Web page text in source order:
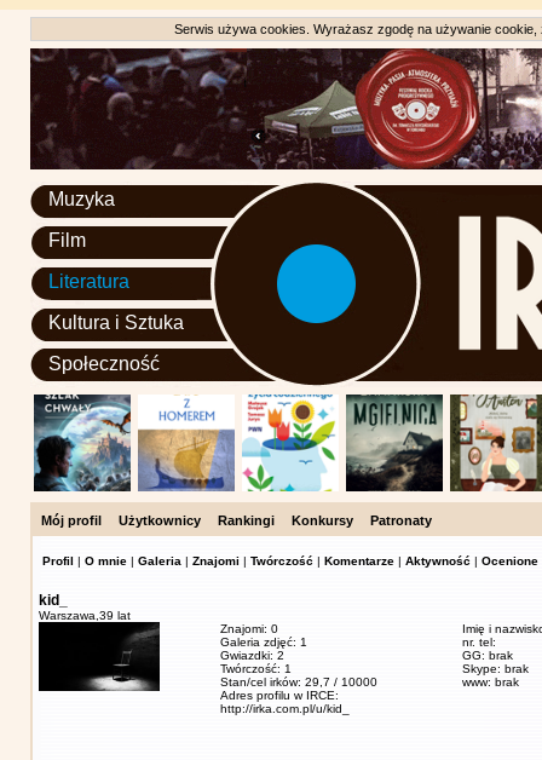
Serwis używa cookies. Wyrażasz zgodę na używanie
Muzyka
Film
Literatura
Kultura i Sztuka
Społeczność
Mój profil Użytkownicy Rankingi Konkursy Patronaty
Profil | O mnie | Galeria | Znajomi | Twórczość | Komentarze | Aktywność | Ocenione
kid_
Warszawa, 39 lat
Znajomi: 0
Galeria zdjęć: 1
Gwiazdki: 2
Twórczość: 1
Stan/cel irków: 29,7 / 10000
Adres profilu w IRCE:
http://irka.com.pl/u/kid_
Imię i
nr. tel:
GG: brak
Skype: brak
www: brak